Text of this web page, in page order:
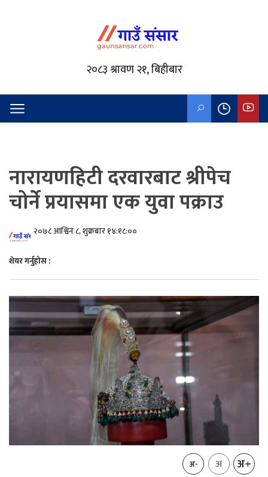
२०८३ श्रावण २१, बिहीबार
नारायणहिटी दरवारबाट श्रीपेच
चोर्ने प्रयासमा एक युवा पक्राउ
२०७८ आश्विन ८, शुक्रबार १४:१८:००
शेयर गर्नुहोस :
अ- अ अ+